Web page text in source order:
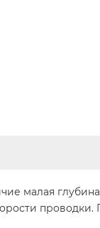
малая
проводки.